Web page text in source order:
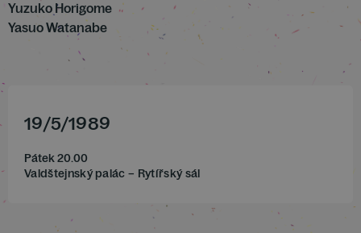
Yuzuko Horigome
Yasuo Watanabe
19/5/1989
Pátek 20.00
Valdštejnský palác – Rytířský sál